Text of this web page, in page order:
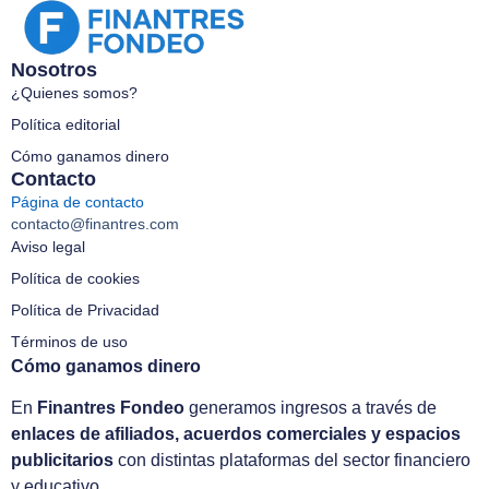
Nosotros
¿Quienes somos?
Política editorial
Cómo ganamos dinero
Contacto
Página de contacto
contacto@finantres.com
Aviso legal
Política de cookies
Política de Privacidad
Términos de uso
Cómo ganamos dinero
En Finantres Fondeo generamos ingresos a través de
enlaces de afiliados, acuerdos comerciales y espacios
publicitarios con distintas plataformas del sector financiero